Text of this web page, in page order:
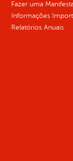
Fazer uma
Informações
Relatórios Anuais